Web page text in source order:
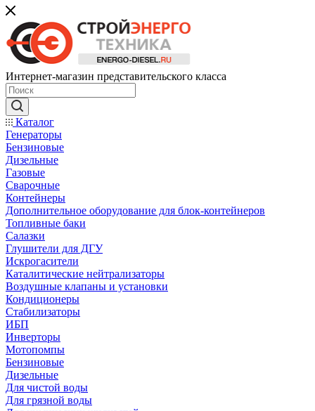
Интернет-магазин представительского класса
Каталог
Генераторы
Бензиновые
Дизельные
Газовые
Сварочные
Контейнеры
Дополнительное оборудование для блок-контейнеров
Топливные баки
Салазки
Глушители для ДГУ
Искрогасители
Каталитические нейтрализаторы
Воздушные клапаны и установки
Кондиционеры
Стабилизаторы
ИБП
Инверторы
Мотопомпы
Бензиновые
Дизельные
Для чистой воды
Для грязной воды